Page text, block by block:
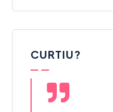
CURTIU?